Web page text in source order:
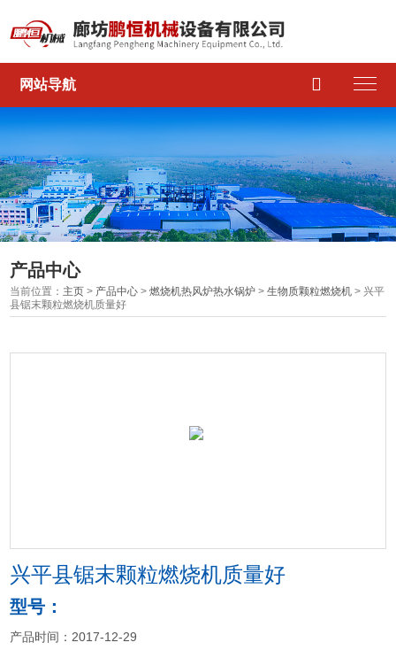
网站导航 
产品中心
当前位置： 主页 > 产品中心 >燃烧机热风炉热水锅炉 >生物质颗粒燃烧机 > 兴平
县锯末颗粒燃烧机质量好
兴平县锯末颗粒燃烧机质量好
型号：
产品时间：2017-12-29